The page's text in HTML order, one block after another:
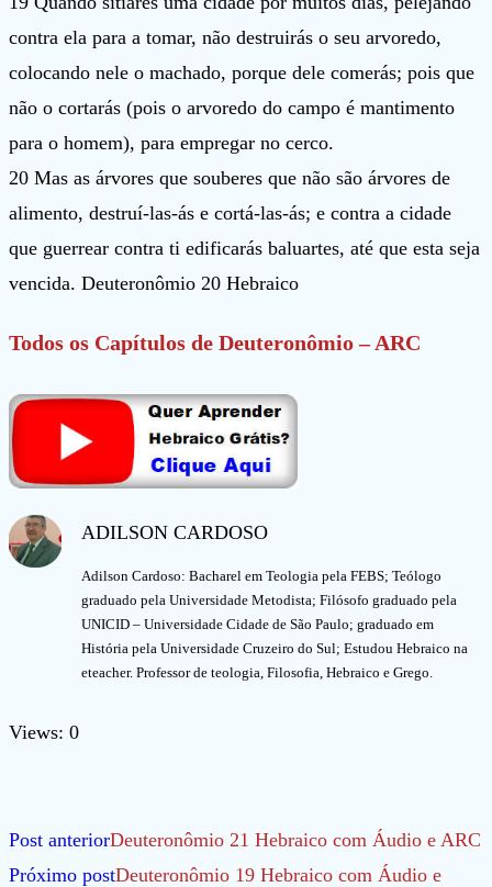
contra ela para a tomar, não destruirás o seu arvoredo,
colocando nele o machado, porque dele comerás; pois que
não o cortarás (pois o arvoredo do campo é mantimento
para o homem), para empregar no cerco.
20 Mas as árvores que souberes que não são árvores de
alimento, destruí-las-ás e cortá-las-ás; e contra a cidade
que guerrear contra ti edificarás baluartes, até que esta seja
vencida. Deuteronômio 20 Hebraico
Todos os Capítulos de Deuteronômio – ARC
ADILSON CARDOSO
Adilson Cardoso: Bacharel em Teologia pela FEBS; Teólogo
graduado pela Universidade Metodista; Filósofo graduado pela
UNICID – Universidade Cidade de São Paulo; graduado em
História pela Universidade Cruzeiro do Sul; Estudou Hebraico na
eteacher. Professor de teologia, Filosofia, Hebraico e Grego.
Views: 0
Leia
mais
Post anteriorDeuteronômio 21 Hebraico com Áudio e ARC
Próximo postDeuteronômio 19 Hebraico com Áudio e